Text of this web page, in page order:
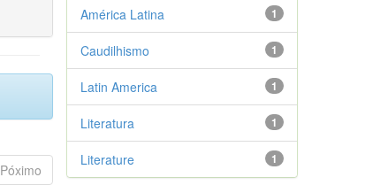
Póximo
1
América Latina
1
Caudilhismo
1
Latin America
1
Literatura
1
Literature